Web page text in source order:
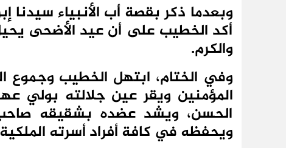
وبعدما ذكر بقصة أب الأنبياء سيدنا
أكد الخطيب على أن عيد الأضحى يحيل
والكرم.
وفي الختام، ابتهل الخطيب وجموع
المؤمنين ويقر عين جلالته بولي
الحسن، ويشد عضده بشقيقه صاحب
ويحفظه في كافة أفراد أسرته